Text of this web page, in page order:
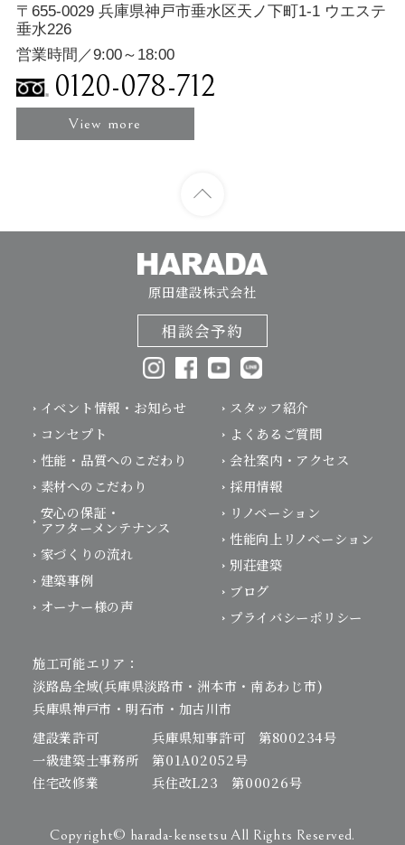
〒655-0029 兵庫県神戸市垂水区天ノ下町1-1 ウエステ
垂水226
営業時間／9:00～18:00
0120-078-712
View more
原田建設株式会社
相談会予約
イベント情報・お知らせ
コンセプト
性能・品質へのこだわり
素材へのこだわり
安心の保証・
アフターメンテナンス
家づくりの流れ
建築事例
オーナー様の声
スタッフ紹介
よくあるご質問
会社案内・アクセス
採用情報
リノベーション
性能向上リノベーション
別荘建築
ブログ
プライバシーポリシー
施工可能エリア：
淡路島全域(兵庫県淡路市・洲本市・南あわじ市)
兵庫県神戸市・明石市・加古川市
建設業許可 兵庫県知事許可 第800234号
一級建築士事務所 第01A02052号
住宅改修業 兵住改L23 第00026号
Copyright© harada-kensetsu All Rights Reserved.